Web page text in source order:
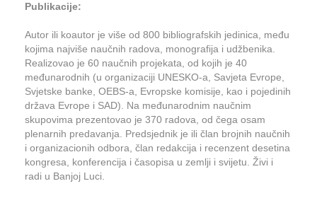
Publikacije:
Autor ili koautor je više od 800 bibliografskih jedinica, među
kojima najviše naučnih radova, monografija i udžbenika.
Realizovao je 60 naučnih projekata, od kojih je 40
međunarodnih (u organizaciji UNESKO-a, Savjeta Evrope,
Svjetske banke, OEBS-a, Evropske komisije, kao i pojedinih
država Evrope i SAD). Na međunarodnim naučnim
skupovima prezentovao je 370 radova, od čega osam
plenarnih predavanja. Predsjednik je ili član brojnih naučnih
i organizacionih odbora, član redakcija i recenzent desetina
kongresa, konferencija i časopisa u zemlji i svijetu. Živi i
radi u Banjoj Luci.